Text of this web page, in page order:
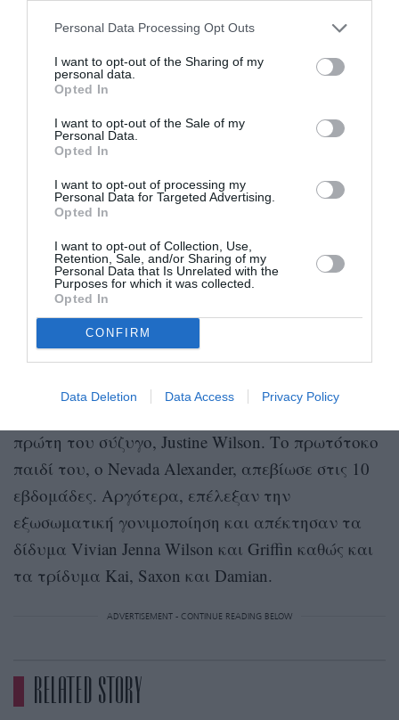
Personal Data Processing Opt Outs
I want to opt-out of the Sharing of my
personal data.
Opted In
I want to opt-out of the Sale of my
Personal Data.
Opted In
I want to opt-out of processing my
Personal Data for Targeted Advertising.
Opted In
I want to opt-out of Collection, Use,
Retention, Sale, and/or Sharing of my
Personal Data that Is Unrelated with the
Purposes for which it was collected.
Opted In
CONFIRM
Data Deletion Data Access Privacy Policy
Ο Elon Musk, οπαδός της επιστημονικής
φαντασίας, προφανώς επέλεξε το μικρό όνομα
Seldon, προς τιμήν του κύριου χαρακτήρα της
χαρακτήρας είναι ένας καθηγητής μαθηματικών
αλγοριθμική επιστήμη που βοηθά στην πρόβλεψη
της πτώσης της Γαλαξιακής Αυτοκρατορίας.
Το δεύτερο όνομα,Λυκούργος, είναι το όνομα
του αρχαίου Σπαρτιάτη νομοθέτη που ήταν
υπεύθυνος για τη δημιουργία μιας κοινωνίας με
στρατιωτικό προσανατολισμό.
Συνολικά,ο Elon Musk φέρεται να είναι
πρώτη του σύζυγο, Justine Wilson. Το πρωτότοκο
παιδί του, ο Nevada Alexander, απεβίωσε στις 10
εβδομάδες. Αργότερα, επέλεξαν την
εξωσωματική γονιμοποίηση και απέκτησαν τα
δίδυμα Vivian Jenna Wilson και Griffin καθώς και
τα τρίδυμα Kai, Saxon και Damian.
ADVERTISEMENT - CONTINUE READING BELOW
RELATED STORY